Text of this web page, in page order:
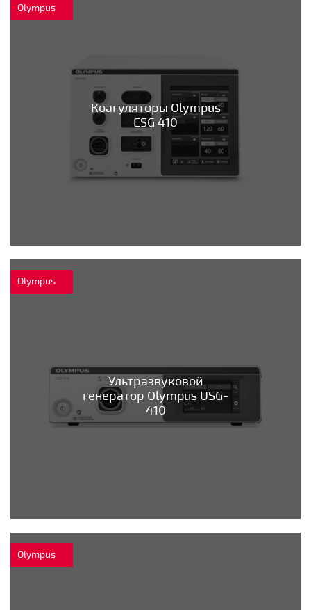
Olympus
Коагуляторы Olympus
ESG 410
Olympus
Ультразвуковой
генератор Olympus USG-
410
Olympus